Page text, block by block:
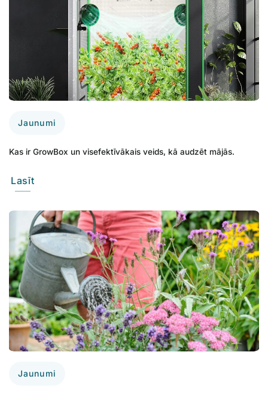
Jaunumi
Kas ir GrowBox un visefektīvākais veids, kā audzēt mājās.
Lasīt
Jaunumi